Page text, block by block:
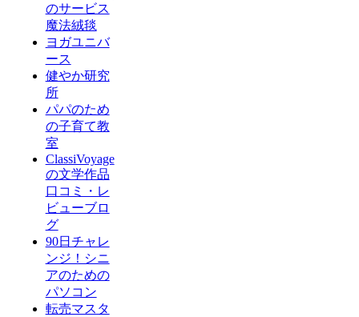
のサービス
魔法絨毯
ヨガユニバ
ース
健やか研究
所
パパのため
の子育て教
室
ClassiVoyage
の文学作品
口コミ・レ
ビューブロ
グ
90日チャレ
ンジ！シニ
アのための
パソコン
転売マスタ